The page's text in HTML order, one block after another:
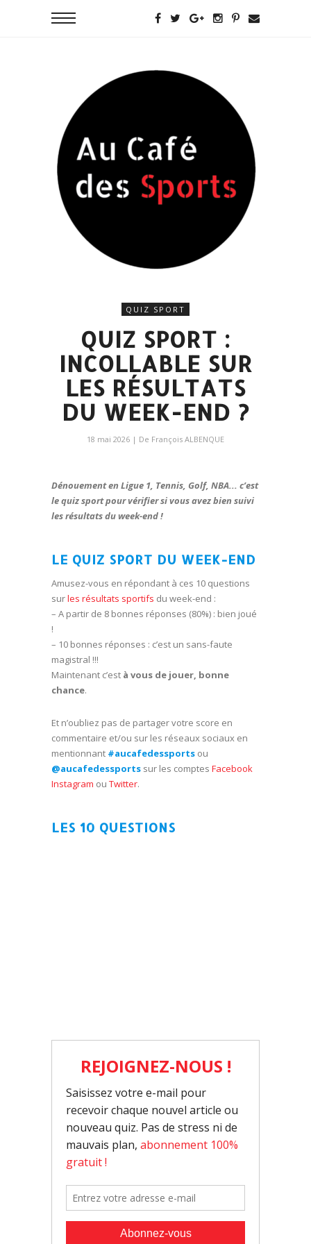
QUIZ SPORT
QUIZ SPORT :
INCOLLABLE SUR
LES RÉSULTATS
DU WEEK-END ?
18 mai 2026 | De François ALBENQUE
Dénouement en Ligue 1, Tennis, Golf, NBA... c’est
le quiz sport pour vérifier si vous avez bien suivi
les résultats du week-end !
LE QUIZ SPORT DU WEEK-END
Amusez-vous en répondant à ces 10 questions
surles résultats sportifs du week-end :
– A partir de 8 bonnes réponses (80%) : bien joué
!
– 10 bonnes réponses : c’est un sans-faute
magistral !!!
Maintenant c’est à vous de jouer, bonne
chance.
Et n’oubliez pas de partager votre score en
commentaire et/ou sur les réseaux sociaux en
mentionnant #aucafedessports ou
@aucafedessports sur les comptes Facebook
Instagram ou Twitter.
LES 10 QUESTIONS